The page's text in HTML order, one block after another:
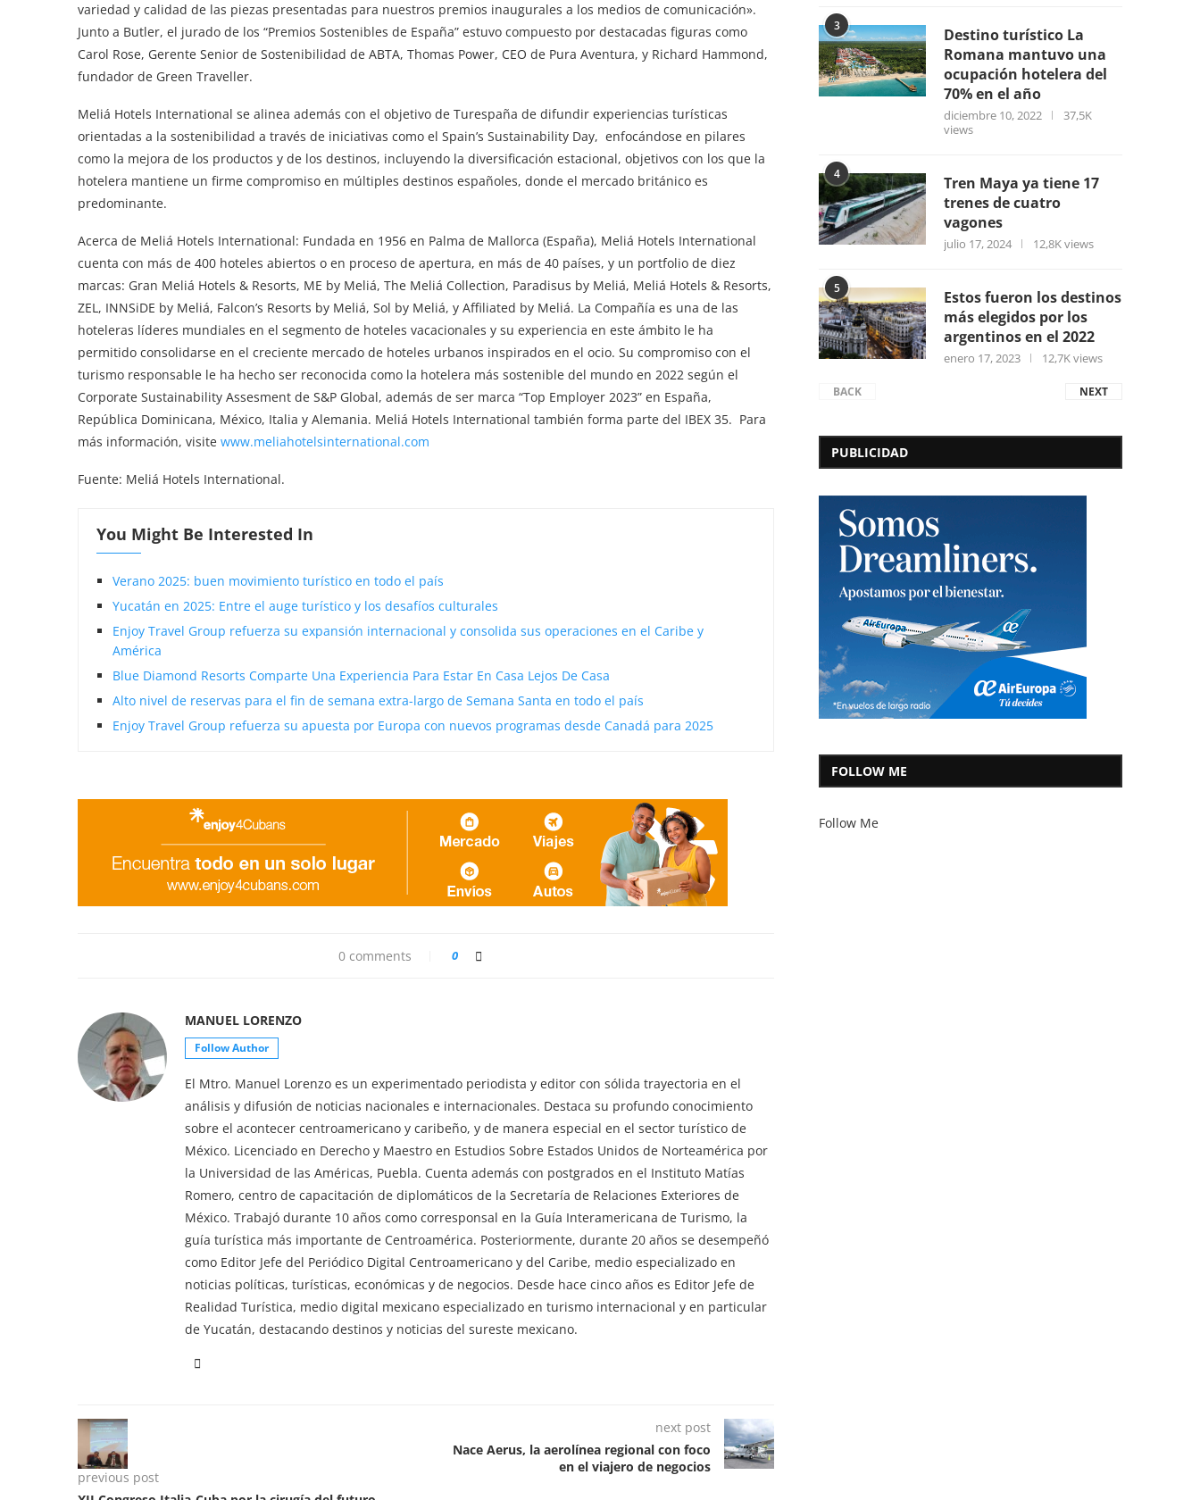
variedad y calidad de las piezas presentadas para nuestros premios inaugurales a los medios de comunicación».
Junto a Butler, el jurado de los “Premios Sostenibles de España” estuvo compuesto por destacadas figuras como
Carol Rose, Gerente Senior de Sostenibilidad de ABTA, Thomas Power, CEO de Pura Aventura, y Richard Hammond,
fundador de Green Traveller.
Meliá Hotels International se alinea además con el objetivo de Turespaña de difundir experiencias turísticas
orientadas a la sostenibilidad a través de iniciativas como el Spain’s Sustainability Day, enfocándose en pilares
como la mejora de los productos y de los destinos, incluyendo la diversificación estacional, objetivos con los que la
hotelera mantiene un firme compromiso en múltiples destinos españoles, donde el mercado británico es
predominante.
Acerca de Meliá Hotels International: Fundada en 1956 en Palma de Mallorca (España), Meliá Hotels International
cuenta con más de 400 hoteles abiertos o en proceso de apertura, en más de 40 países, y un portfolio de diez
marcas: Gran Meliá Hotels & Resorts, ME by Meliá, The Meliá Collection, Paradisus by Meliá, Meliá Hotels & Resorts,
ZEL, INNSiDE by Meliá, Falcon’s Resorts by Meliá, Sol by Meliá, y Affiliated by Meliá. La Compañía es una de las
hoteleras líderes mundiales en el segmento de hoteles vacacionales y su experiencia en este ámbito le ha
permitido consolidarse en el creciente mercado de hoteles urbanos inspirados en el ocio. Su compromiso con el
turismo responsable le ha hecho ser reconocida como la hotelera más sostenible del mundo en 2022 según el
Corporate Sustainability Assesment de S&P Global, además de ser marca “Top Employer 2023” en España,
República Dominicana, México, Italia y Alemania. Meliá Hotels International también forma parte del IBEX 35. Para
más información, visite www.meliahotelsinternational.com
Fuente: Meliá Hotels International.
You Might Be Interested In
Verano 2025: buen movimiento turístico en todo el país
Yucatán en 2025: Entre el auge turístico y los desafíos culturales
Enjoy Travel Group refuerza su expansión internacional y consolida sus operaciones en el Caribe y
América
Blue Diamond Resorts Comparte Una Experiencia Para Estar En Casa Lejos De Casa
Alto nivel de reservas para el fin de semana extra-largo de Semana Santa en todo el país
Enjoy Travel Group refuerza su apuesta por Europa con nuevos programas desde Canadá para 2025
0 comments 0
MANUEL LORENZO
Follow Author
El Mtro. Manuel Lorenzo es un experimentado periodista y editor con sólida trayectoria en el
análisis y difusión de noticias nacionales e internacionales. Destaca su profundo conocimiento
sobre el acontecer centroamericano y caribeño, y de manera especial en el sector turístico de
México. Licenciado en Derecho y Maestro en Estudios Sobre Estados Unidos de Norteamérica por
la Universidad de las Américas, Puebla. Cuenta además con postgrados en el Instituto Matías
Romero, centro de capacitación de diplomáticos de la Secretaría de Relaciones Exteriores de
México. Trabajó durante 10 años como corresponsal en la Guía Interamericana de Turismo, la
guía turística más importante de Centroamérica. Posteriormente, durante 20 años se desempeñó
como Editor Jefe del Periódico Digital Centroamericano y del Caribe, medio especializado en
noticias políticas, turísticas, económicas y de negocios. Desde hace cinco años es Editor Jefe de
Realidad Turística, medio digital mexicano especializado en turismo internacional y en particular
de Yucatán, destacando destinos y noticias del sureste mexicano.
previous post
next post
Nace Aerus, la aerolínea regional con foco
en el viajero de negocios
3
Destino turístico La
Romana mantuvo una
ocupación hotelera del
70% en el año
diciembre 10, 2022
37,5K
views
4
Tren Maya ya tiene 17
trenes de cuatro
vagones
julio 17, 2024 12,8K views
5
Estos fueron los destinos
más elegidos por los
argentinos en el 2022
enero 17, 2023 12,7K views
BACK NEXT
PUBLICIDAD
FOLLOW ME
Follow Me